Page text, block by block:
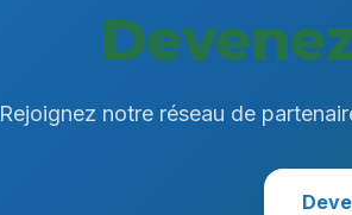
Rejoignez notre réseau de